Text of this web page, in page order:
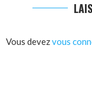
Vous devezvous